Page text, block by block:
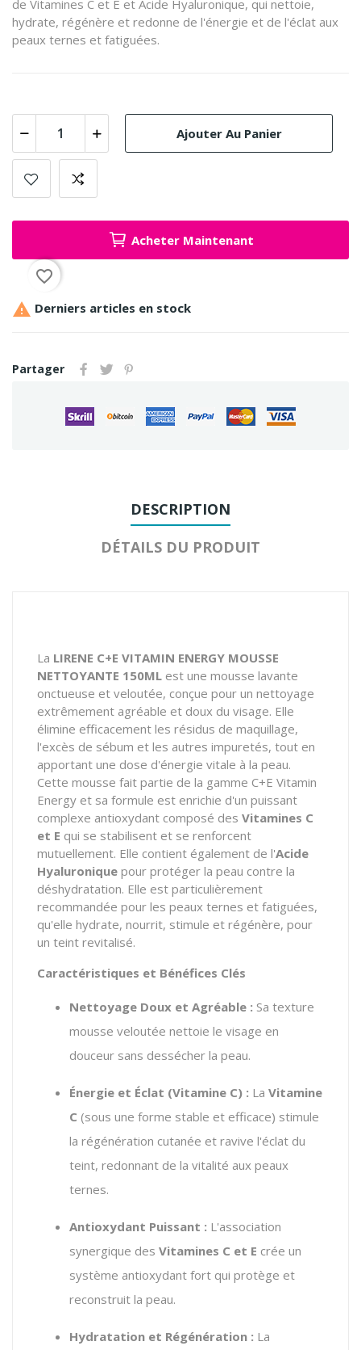
de Vitamines C et E et Acide Hyaluronique, qui nettoie,
hydrate, régénère et redonne de l'énergie et de l'éclat aux
peaux ternes et fatiguées.
Ajouter Au Panier
Acheter Maintenant
favorite_border
 Derniers articles en stock
Partager
DESCRIPTION
DÉTAILS DU PRODUIT
La LIRENE C+E VITAMIN ENERGY MOUSSE
NETTOYANTE 150ML est une mousse lavante
onctueuse et veloutée, conçue pour un nettoyage
extrêmement agréable et doux du visage. Elle
élimine efficacement les résidus de maquillage,
l'excès de sébum et les autres impuretés, tout en
apportant une dose d'énergie vitale à la peau.
Cette mousse fait partie de la gamme C+E Vitamin
Energy et sa formule est enrichie d'un puissant
complexe antioxydant composé des Vitamines C
et E qui se stabilisent et se renforcent
mutuellement. Elle contient également de l'Acide
Hyaluronique pour protéger la peau contre la
déshydratation. Elle est particulièrement
recommandée pour les peaux ternes et fatiguées,
qu'elle hydrate, nourrit, stimule et régénère, pour
un teint revitalisé.
Caractéristiques et Bénéfices Clés
Nettoyage Doux et Agréable : Sa texture
mousse veloutée nettoie le visage en
douceur sans dessécher la peau.
Énergie et Éclat (Vitamine C) : La Vitamine
C (sous une forme stable et efficace) stimule
la régénération cutanée et ravive l'éclat du
teint, redonnant de la vitalité aux peaux
ternes.
Antioxydant Puissant : L'association
synergique des Vitamines C et E crée un
système antioxydant fort qui protège et
reconstruit la peau.
Hydratation et Régénération : La